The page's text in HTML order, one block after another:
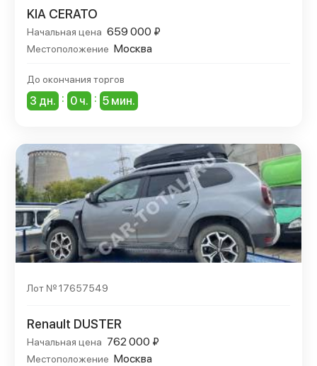
KIA CERATO
Начальная цена 659 000 ₽
Местоположение Москва
До окончания торгов
3 дн. : 0 ч. : 5 мин.
Лот № 17657549
Renault DUSTER
Начальная цена 762 000 ₽
Местоположение Москва